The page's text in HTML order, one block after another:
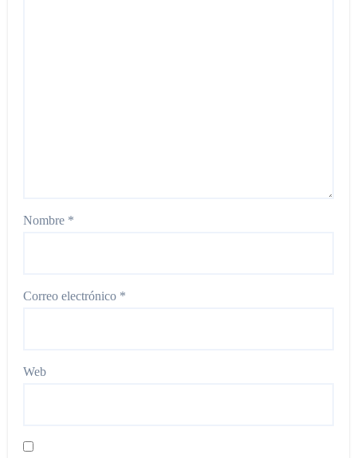
Nombre *
Correo electrónico *
Web